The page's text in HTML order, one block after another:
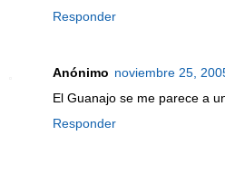
Responder
Anónimo noviembre 25,
El Guanajo se me parece a
Responder